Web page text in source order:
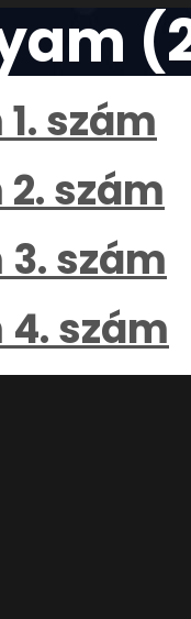
szám
szám
szám
szám